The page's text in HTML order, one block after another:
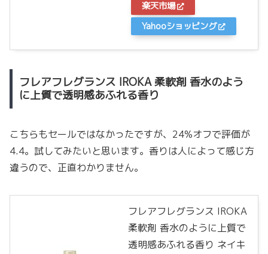
楽天市場
Yahooショッピング
フレアフレグランス IROKA 柔軟剤 香水のよう
に上質で透明感あふれる香り
こちらもセールではなかったですが、24%オフで評価が
4.4。試してみたいと思います。香りは人によって感じ方
違うので、正直わかりません。
フレアフレグランス IROKA
柔軟剤 香水のように上質で
透明感あふれる香り ネイキ